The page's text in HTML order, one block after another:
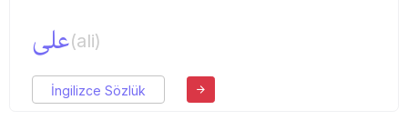
علی(ali)
İngilizce Sözlük